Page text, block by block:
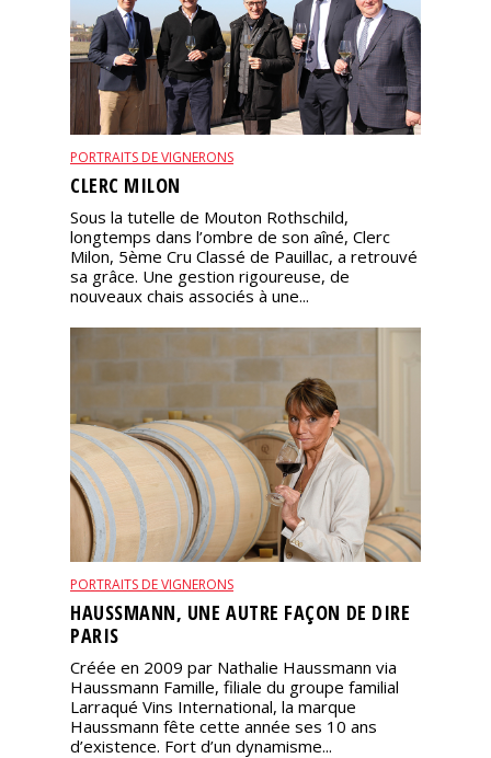
PORTRAITS DE VIGNERONS
CLERC MILON
Sous la tutelle de Mouton Rothschild,
longtemps dans l’ombre de son aîné, Clerc
Milon, 5ème Cru Classé de Pauillac, a retrouvé
sa grâce. Une gestion rigoureuse, de
nouveaux chais associés à une...
PORTRAITS DE VIGNERONS
HAUSSMANN, UNE AUTRE FAÇON DE DIRE
PARIS
Créée en 2009 par Nathalie Haussmann via
Haussmann Famille, filiale du groupe familial
Larraqué Vins International, la marque
Haussmann fête cette année ses 10 ans
d’existence. Fort d’un dynamisme...